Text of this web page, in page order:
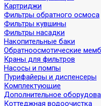
Картриджи
Фильтры обратного осмоса
Фильтры кувшины
Фильтры насадки
Накопительные баки
Обратноосмотические
Краны для фильтров
Насосы и помпы
Пурифайеры и диспенсеры
Комплектующие
Дополнительное
Коттеджная водоочистка